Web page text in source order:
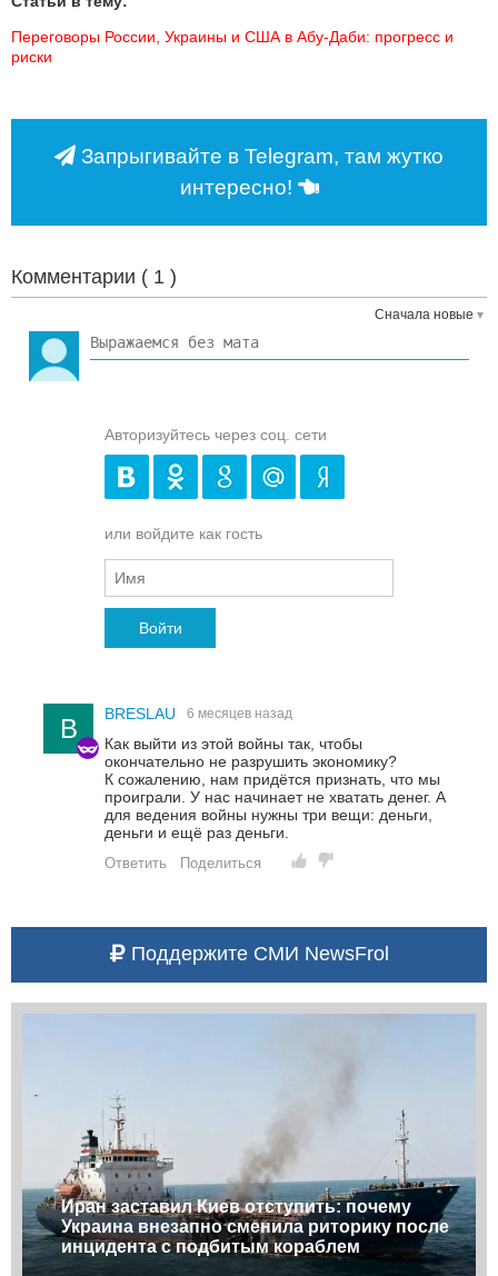
Переговоры России, Украины и США в Абу‑Даби: прогресс и
риски
Запрыгивайте в Telegram, там жутко
интересно!
Комментарии ( 1 )
Сначала новые
Авторизуйтесь через соц. сети
или войдите как гость
Войти
B BRESLAU 6 месяцев назад
Как выйти из этой войны так, чтобы
окончательно не разрушить экономику?
К сожалению, нам придётся признать, что мы
проиграли. У нас начинает не хватать денег. А
для ведения войны нужны три вещи: деньги,
деньги и ещё раз деньги.
Ответить Поделиться
Поддержите СМИ NewsFrol
Иран заставил Киев отступить: почему
Украина внезапно сменила риторику после
инцидента с подбитым кораблем